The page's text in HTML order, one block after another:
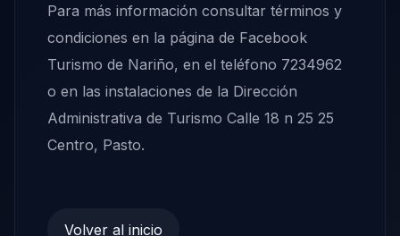
Para más información consultar términos y
condiciones en la página de Facebook
Turismo de Nariño, en el teléfono 7234962
o en las instalaciones de la Dirección
Administrativa de Turismo Calle 18 n 25 25
Centro, Pasto.
Volver al inicio